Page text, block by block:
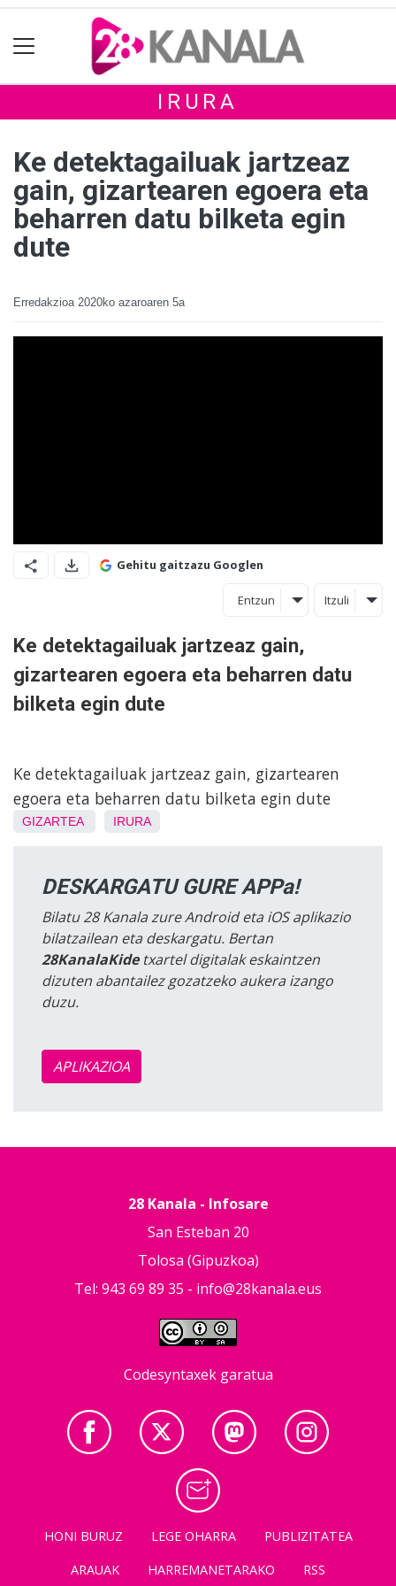
IRURA
Ke detektagailuak jartzeaz
gain, gizartearen egoera eta
beharren datu bilketa egin
dute
Erredakzioa 2020ko azaroaren 5a
Gehitu gaitzazu Googlen
Entzun Itzuli
Ke detektagailuak jartzeaz gain,
gizartearen egoera eta beharren datu
bilketa egin dute
Ke detektagailuak jartzeaz gain, gizartearen
egoera eta beharren datu bilketa egin dute
GIZARTEA IRURA
DESKARGATU GURE APPa!
Bilatu 28 Kanala zure Android eta iOS aplikazio
bilatzailean eta deskargatu. Bertan
28KanalaKidetxartel digitalak eskaintzen
dizuten abantailez gozatzeko aukera izango
duzu.
APLIKAZIOA
28 Kanala - Infosare
San Esteban 20
Tolosa (Gipuzkoa)
Tel: 943 69 89 35 - info@28kanala.eus
Codesyntaxek garatua
HONI BURUZ LEGE OHARRA
PUBLIZITATEA
ARAUAK
HARREMANETARAKO RSS